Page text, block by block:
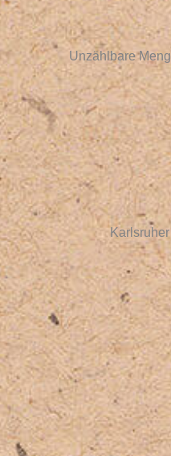
Unzählbare